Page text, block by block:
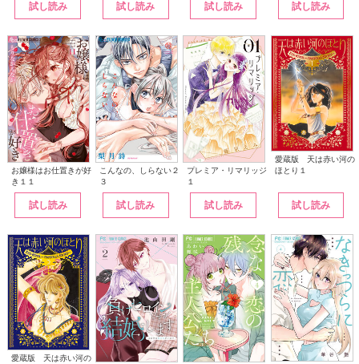
試し読み 試し読み 試し読み 試し読み
お嬢様はお仕置きが好
き１１
試し読み
こんなの、しらない２
３
試し読み
プレミア・リマリッジ
１
試し読み
愛蔵版 天は赤い河の
ほとり１
試し読み
愛蔵版 天は赤い河の